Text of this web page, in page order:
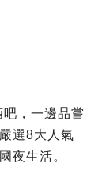
，一邊品嘗
選8大人氣
夜生活。